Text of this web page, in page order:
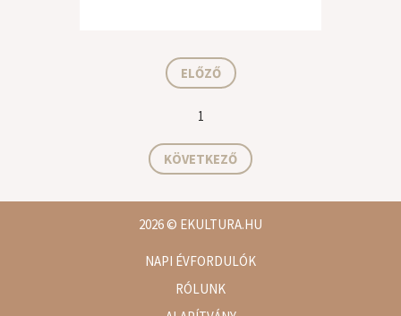
ELŐZŐ
1
KÖVETKEZŐ
2026© EKULTURA.HU
NAPI ÉVFORDULÓK
RÓLUNK